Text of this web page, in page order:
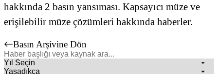
hakkında 2 basın yansıması. Kapsayıcı müze ve
erişilebilir müze çözümleri hakkında haberler.
Basın Arşivine Dön